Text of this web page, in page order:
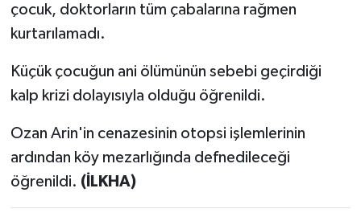
çocuk, doktorların tüm çabalarına rağmen
kurtarılamadı.
Küçük çocuğun ani ölümünün sebebi geçirdiği
kalp krizi dolayısıyla olduğu öğrenildi.
Ozan Arin'in cenazesinin otopsi işlemlerinin
ardından köy mezarlığında defnedileceği
öğrenildi. (İLKHA)